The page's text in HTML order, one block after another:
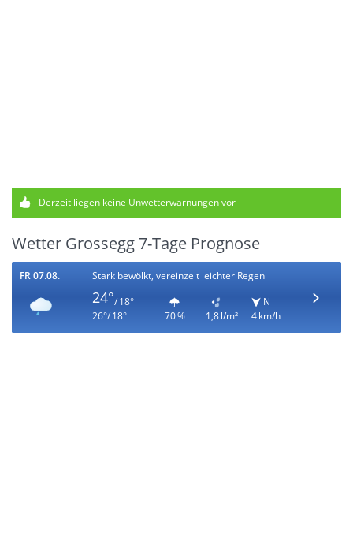
Derzeit liegen keine Unwetterwarnungen vor
Wetter Grossegg 7-Tage Prognose
FR 07.08. Stark bewölkt, vereinzelt leichter Regen
24°/ 18°
26°/ 18°
70 % 1,8 l/m²
N
4 km/h